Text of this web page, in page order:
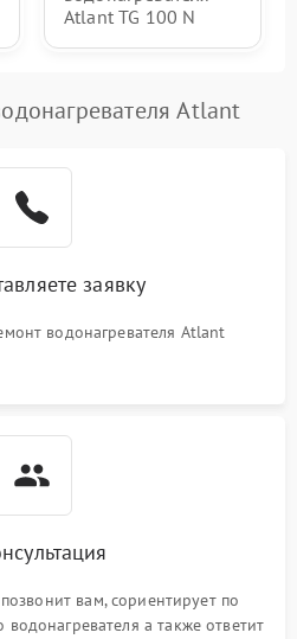
Atlant TG 100 N
Atlant
заявку
водонагревателя Atlant
вам, сориентирует по
а также ответит